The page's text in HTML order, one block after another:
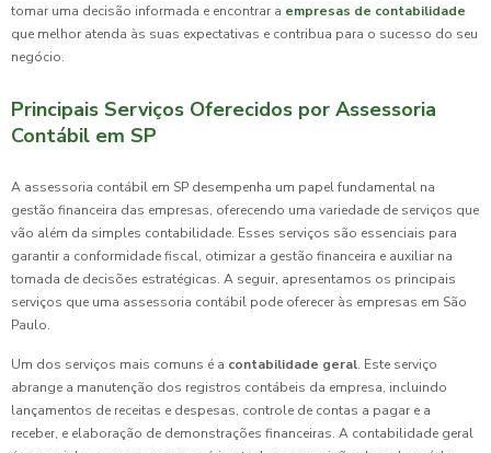
tomar uma decisão informada e encontrar a empresas de contabilidade
que melhor atenda às suas expectativas e contribua para o sucesso do seu
negócio.
Principais Serviços Oferecidos por Assessoria
Contábil em SP
A assessoria contábil em SP desempenha um papel fundamental na
gestão financeira das empresas, oferecendo uma variedade de serviços que
vão além da simples contabilidade. Esses serviços são essenciais para
garantir a conformidade fiscal, otimizar a gestão financeira e auxiliar na
tomada de decisões estratégicas. A seguir, apresentamos os principais
serviços que uma assessoria contábil pode oferecer às empresas em São
Paulo.
Um dos serviços mais comuns é a contabilidade geral. Este serviço
abrange a manutenção dos registros contábeis da empresa, incluindo
lançamentos de receitas e despesas, controle de contas a pagar e a
receber, e elaboração de demonstrações financeiras. A contabilidade geral